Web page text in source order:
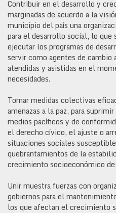
Contribuir en el desarrollo y
marginadas de acuerdo a la
municipio del país una
para el desarrollo social, lo que
ejecutar los programas de
servir como agentes de cambio
atendidas y asistidas en el
necesidades.
Tomar medidas colectivas
amenazas a la paz, para
medios pacíficos y de
el derecho cívico, el ajuste o
situaciones sociales
quebrantamientos de la
crecimiento socioeconómico
Unir muestra fuerzas con
gobiernos para el
los que afectan el crecimiento